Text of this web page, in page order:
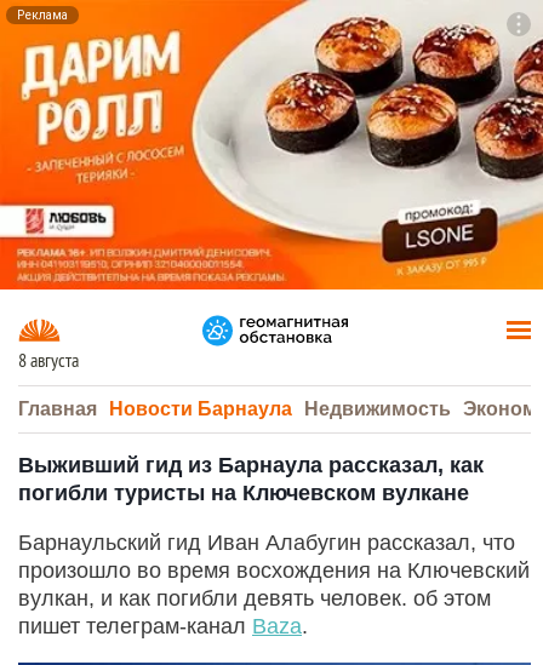
Реклама
8 августа
Главная Новости Барнаула Недвижимость
Выживший гид из Барнаула рассказал, как
погибли туристы на Ключевском вулкане
Барнаульский гид Иван Алабугин рассказал, что
произошло во время восхождения на Ключевский
вулкан, и как погибли девять человек. об этом
пишет телеграм-канал Baza.